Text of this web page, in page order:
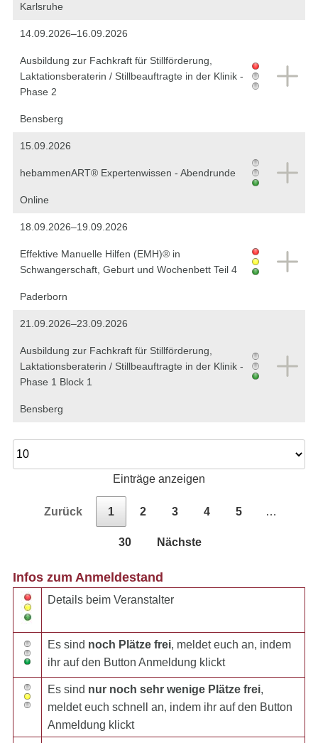
Karlsruhe
14.09.2026–16.09.2026
Ausbildung zur Fachkraft für Stillförderung,
Laktationsberaterin / Stillbeauftragte in der Klinik -
Phase 2
Bensberg
15.09.2026
hebammenART® Expertenwissen - Abendrunde
Online
18.09.2026–19.09.2026
Effektive Manuelle Hilfen (EMH)® in
Schwangerschaft, Geburt und Wochenbett Teil 4
Paderborn
21.09.2026–23.09.2026
Ausbildung zur Fachkraft für Stillförderung,
Laktationsberaterin / Stillbeauftragte in der Klinik -
Phase 1 Block 1
Bensberg
Einträge anzeigen
Zurück 1 2 3 4 5 …
30 Nächste
Infos zum Anmeldestand
Details beim Veranstalter
Es sind noch Plätze frei, meldet euch an, indem
ihr auf den Button Anmeldung klickt
Es sind nur noch sehr wenige Plätze frei,
meldet euch schnell an, indem ihr auf den Button
Anmeldung klickt